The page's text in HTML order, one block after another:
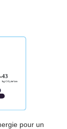
pour un